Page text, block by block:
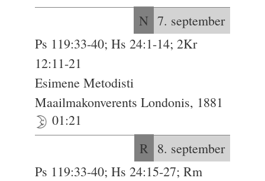
N 7. september
Ps 119:33-40; Hs 24:1-14; 2Kr
12:11-21
Esimene Metodisti
Maailmakonverents Londonis, 1881
01:21
R
8. september
Ps 119:33-40; Hs 24:15-27; Rm